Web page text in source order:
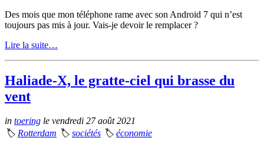
Des mois que mon téléphone rame avec son Android 7 qui n’est
toujours pas mis à jour. Vais-je devoir le remplacer ?
Lire la suite…
Haliade-X, le gratte-ciel qui brasse du
vent
in toering le vendredi 27 août 2021
🏷 Rotterdam 🏷 sociétés 🏷 économie